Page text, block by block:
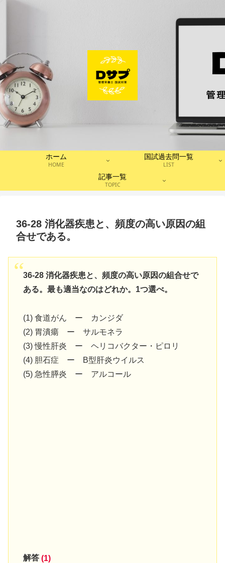
ホーム
HOME
国試過去問一覧
LIST
記事一覧
TOPIC
36-28 消化器疾患と、頻度の高い原因の組
合せである。
36-28 消化器疾患と、頻度の高い原因の組合せで
ある。最も適当なのはどれか。1つ選べ。
(1) 食道がん ー カンジダ
(2) 胃潰瘍 ー サルモネラ
(3) 慢性肝炎 ー ヘリコバクター・ピロリ
(4) 胆石症 ー B型肝炎ウイルス
(5) 急性膵炎 ー アルコール
解答 (1)